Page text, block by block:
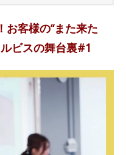
お客様の“また来た
ビスの舞台裏#1